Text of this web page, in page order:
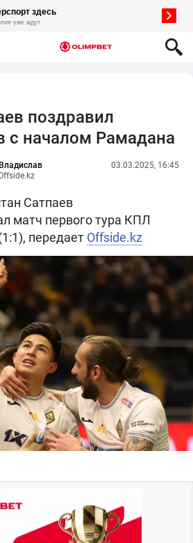
поздравил
с началом Рамадана
03.03.2025, 16:45
Сатпаев
матч первого тура КПЛ
передает Offside.kz